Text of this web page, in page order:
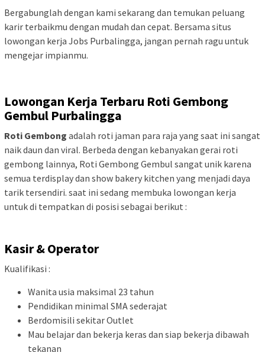
Bergabunglah dengan kami sekarang dan temukan peluang
karir terbaikmu dengan mudah dan cepat. Bersama situs
lowongan kerja Jobs Purbalingga, jangan pernah ragu untuk
mengejar impianmu.
Lowongan Kerja Terbaru Roti Gembong
Gembul Purbalingga
Roti Gembong adalah roti jaman para raja yang saat ini sangat
naik daun dan viral. Berbeda dengan kebanyakan gerai roti
gembong lainnya, Roti Gembong Gembul sangat unik karena
semua terdisplay dan show bakery kitchen yang menjadi daya
tarik tersendiri. saat ini sedang membuka lowongan kerja
untuk di tempatkan di posisi sebagai berikut :
Kasir & Operator
Kualifikasi :
Wanita usia maksimal 23 tahun
Pendidikan minimal SMA sederajat
Berdomisili sekitar Outlet
Mau belajar dan bekerja keras dan siap bekerja dibawah
tekanan